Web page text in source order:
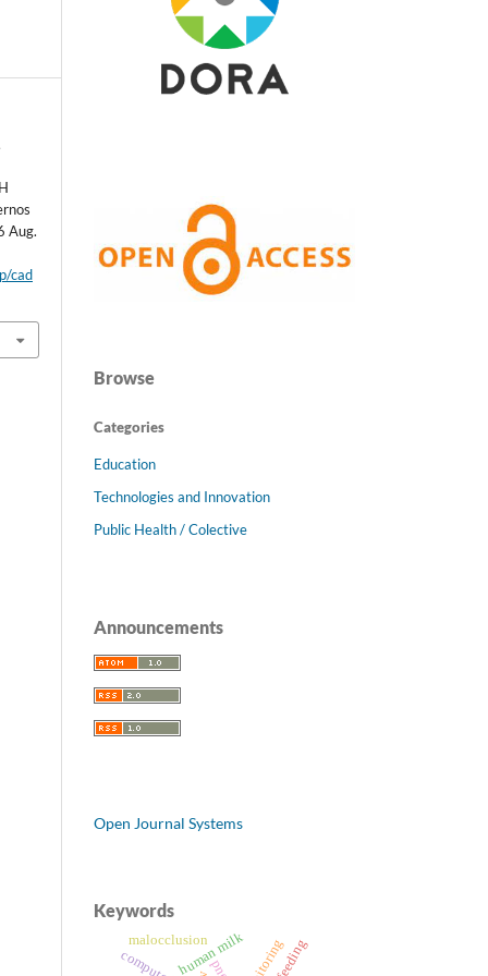
Aug.
cad
Browse
Categories
Education
Technologies and Innovation
Public Health / Colective
Announcements
Open Journal Systems
Keywords
human milk
malocclusion